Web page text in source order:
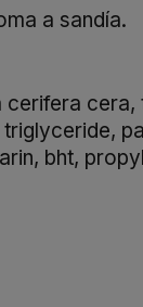
a sandía.
cera,
bht,